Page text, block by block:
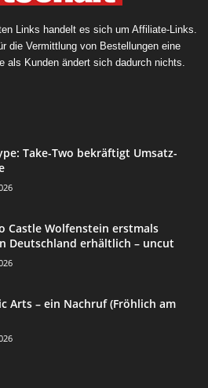
Links handelt es sich um Affiliate-Links.
die Vermittlung von Bestellungen eine
als Kunden ändert sich dadurch nichts.
Take-Two bekräftigt Umsatz-
Castle Wolfenstein erstmals
Deutschland erhältlich – uncut
Arts – ein Nachruf (Fröhlich am